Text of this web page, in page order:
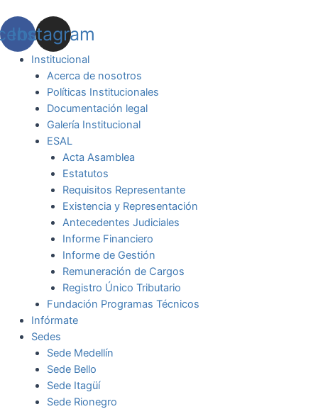
al
contenido
Instagram
Institucional
Acerca de nosotros
Políticas Institucionales
Documentación legal
Galería Institucional
ESAL
Acta Asamblea
Estatutos
Requisitos Representante
Existencia y Representación
Antecedentes Judiciales
Informe Financiero
Informe de Gestión
Remuneración de Cargos
Registro Único Tributario
Fundación Programas Técnicos
Infórmate
Sedes
Sede Medellín
Sede Bello
Sede Itagüí
Sede Rionegro